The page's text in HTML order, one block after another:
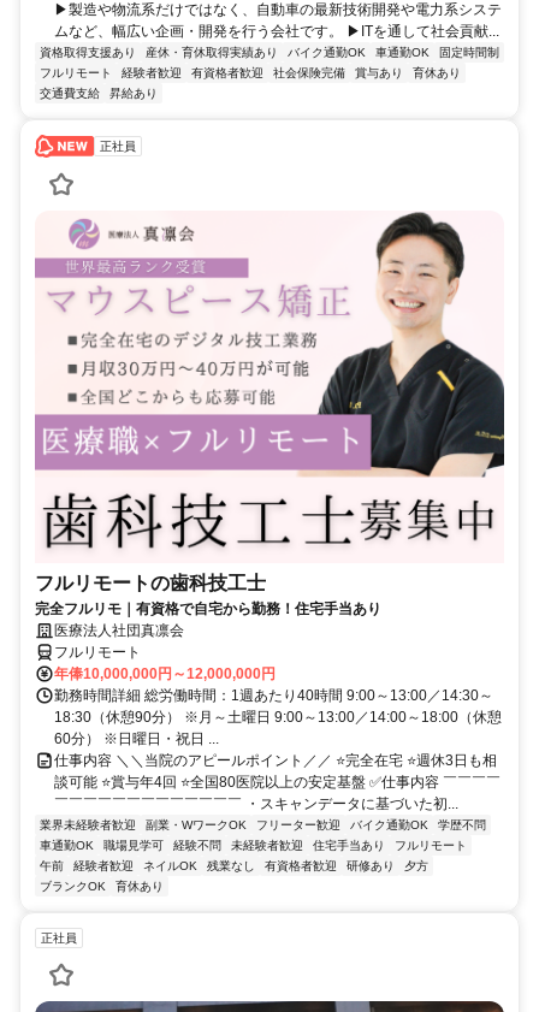
▶製造や物流系だけではなく、自動車の最新技術開発や電力系システ
ムなど、幅広い企画・開発を行う会社です。 ▶ITを通して社会貢献...
資格取得支援あり 産休・育休取得実績あり バイク通勤OK 車通勤OK
固定時間制
フルリモート
経験者歓迎 有資格者歓迎 社会保険完備 賞与あり
育休あり
交通費支給
昇給あり
正社員
フルリモートの歯科技工士
完全フルリモ｜有資格で自宅から勤務！住宅手当あり
医療法人社団真凛会
フルリモート
年俸10,000,000円～12,000,000円
勤務時間詳細 総労働時間：1週あたり40時間 9:00～13:00／14:30～
18:30（休憩90分） ※月～土曜日 9:00～13:00／14:00～18:00（休憩
60分） ※日曜日・祝日 ...
仕事内容 ＼＼当院のアピールポイント／／ ⭐完全在宅 ⭐週休3日も相
談可能 ⭐賞与年4回 ⭐全国80医院以上の安定基盤 ✅仕事内容 ￣￣￣￣
￣￣￣￣￣￣￣￣￣￣￣￣￣ ・スキャンデータに基づいた初...
業界未経験者歓迎 副業・WワークOK フリーター歓迎 バイク通勤OK
学歴不問
車通勤OK
職場見学可 経験不問 未経験者歓迎 住宅手当あり
フルリモート
午前
経験者歓迎 ネイルOK 残業なし 有資格者歓迎 研修あり
夕方
ブランクOK
育休あり
正社員